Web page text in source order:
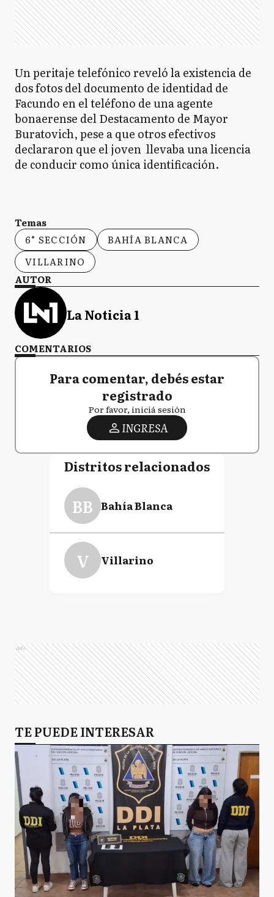
Un peritaje telefónico reveló la existencia de
dos fotos del documento de identidad de
Facundo en el teléfono de una agente
bonaerense del Destacamento de Mayor
Buratovich, pese a que otros efectivos
declararon que el joven llevaba una licencia
de conducir como única identificación.
Temas
6° SECCIÓN
BAHÍA BLANCA
VILLARINO
AUTOR
La Noticia 1
COMENTARIOS
Para comentar, debés estar
registrado
Por favor, iniciá sesión
INGRESA
Distritos relacionados
BB Bahía Blanca
V Villarino
Ads
TE PUEDE INTERESAR